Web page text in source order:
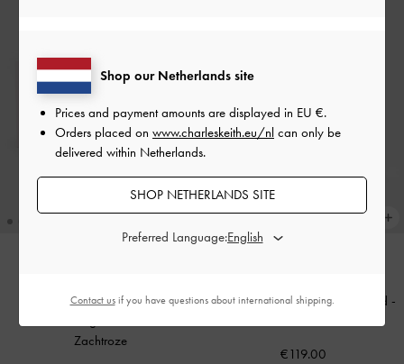
Cadeauset: Schoudertas met
bloemenketting en sieradenset
Zachtroze
Mini Lillith Tote Bag met Trekkoord -
€119.00
Shop our Netherlands site
Prices and payment amounts are displayed in EU €.
Orders placed on www.charleskeith.eu/nl can only be
delivered within Netherlands.
SHOP NETHERLANDS SITE
Preferred Language:
Contact usif you have questions about international shipping.